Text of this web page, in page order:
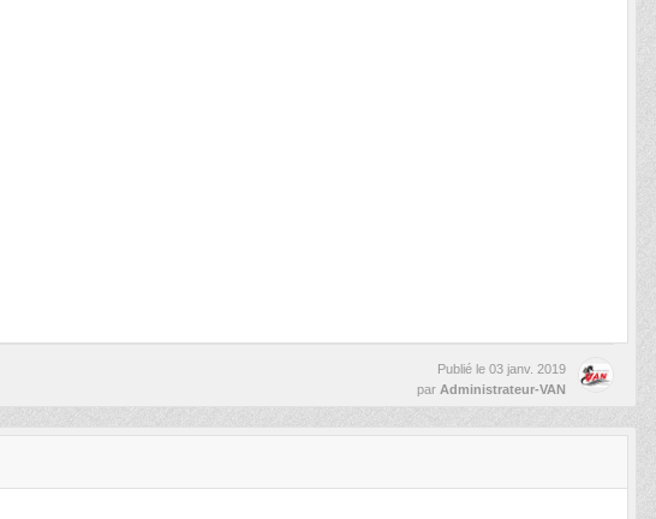
Publié le 03 janv. 2019
par Administrateur-VAN